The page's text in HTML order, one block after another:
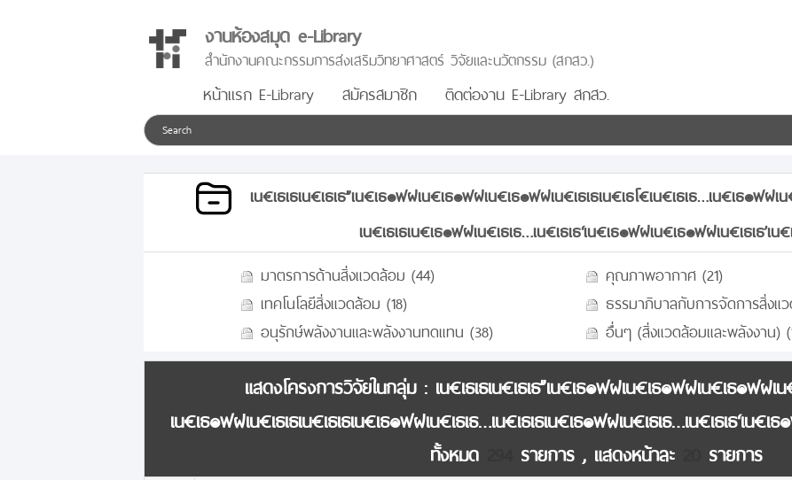
งานห้องสมุด e-Library
สำนักงานคณะกรรมการส่งเสริมวิทยาศาสตร์ วิจัยและนวัตกรรม (สกสว.)
หน้าแรก E-Library สมัครสมาชิก ติดต่องาน E-Library สกสว.
เน€เธเธเน€เธเธ”เน€เธ๏ฟฝเน€เธ๏ฟฝเน€เธ๏ฟฝเน€เธเธเน€เธโ€เน€เธเธ…เน€เธ๏ฟฝเน
เน€เธเธเน€เธ๏ฟฝเน€เธเธ…เน€เธเธ‘เน€เธ๏ฟฝเน€เธ๏ฟฝเน€เธเธ’เ
มาตรการด้านสิ่งแวดล้อม (44)
คุณภาพอากาศ (21)
เทคโนโลยีสิ่งแวดล้อม (18)
ธรรมาภิบาลกับการจัดการสิ่งแ
อนุรักษ์พลังงานและพลังงานทดแทน (38)
อื่นๆ (สิ่งแวดล้อมและพลังงาน)
แสดงโครงการวิจัยในกลุ่ม : เน€เธเธเน€เธเธ”เน€เธ๏ฟฝเน€เธ๏ฟฝเน€เธ๏ฟฝเน€
เน€เธ๏ฟฝเน€เธเธเน€เธเธเน€เธ๏ฟฝเน€เธเธ…เน€เธเธเน€เธ๏ฟฝเน€เธเธ…เน€เธเธ‘เน
ทั้งหมด
รายการ , แสดงหน้าละ รายการ